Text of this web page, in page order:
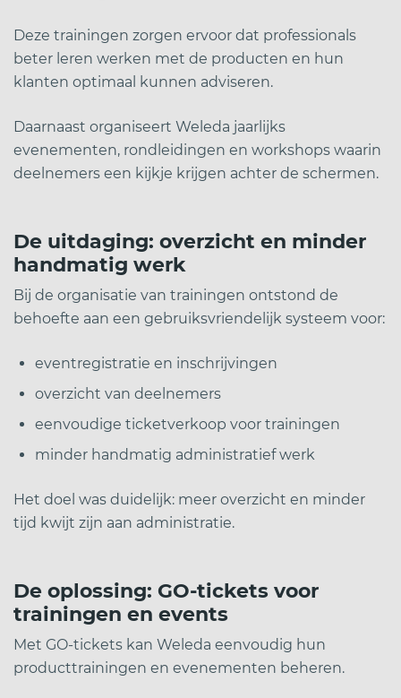
Deze trainingen zorgen ervoor dat professionals
beter leren werken met de producten en hun
klanten optimaal kunnen adviseren.
Daarnaast organiseert Weleda jaarlijks
evenementen, rondleidingen en workshops waarin
deelnemers een kijkje krijgen achter de schermen.
De uitdaging: overzicht en minder
handmatig werk
Bij de organisatie van trainingen ontstond de
behoefte aan een gebruiksvriendelijk systeem voor:
eventregistratie en inschrijvingen
overzicht van deelnemers
eenvoudige ticketverkoop voor trainingen
minder handmatig administratief werk
Het doel was duidelijk: meer overzicht en minder
tijd kwijt zijn aan administratie.
De oplossing: GO-tickets voor
trainingen en events
Met GO-tickets kan Weleda eenvoudig hun
producttrainingen en evenementen beheren.